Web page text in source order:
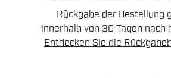
Rückgabe der Bestellung
innerhalb von 30 Tagen nach
Entdecken Sie die